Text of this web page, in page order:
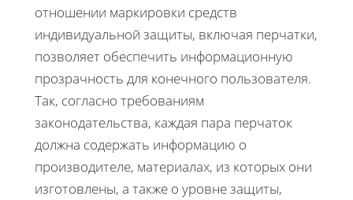
отношении маркировки средств
индивидуальной защиты, включая перчатки,
позволяет обеспечить информационную
прозрачность для конечного пользователя.
Так, согласно требованиям
законодательства, каждая пара перчаток
должна содержать информацию о
производителе, материалах, из которых они
изготовлены, а также о уровне защиты,